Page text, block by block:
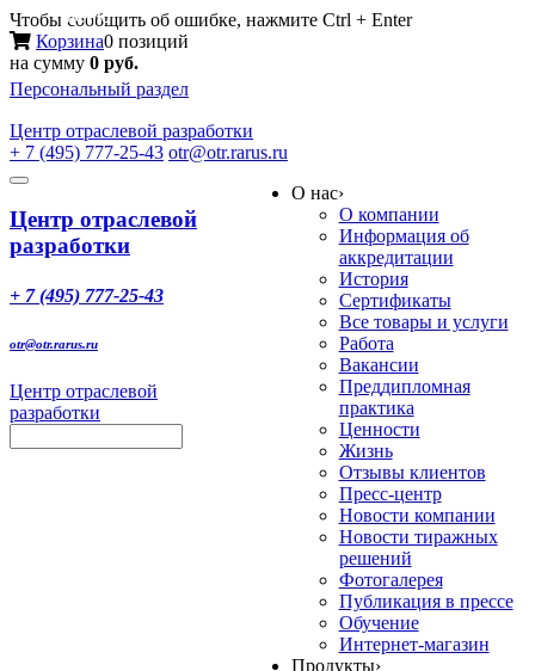
Чтобы сообщить об ошибке, нажмите Ctrl + Enter
Корзина0 позиций
на сумму 0 руб.
Персональный раздел
Центр отраслевой разработки
+ 7 (495) 777-25-43 otr@otr.rarus.ru
Toggle
Меню
Центр отраслевой
разработки
+ 7 (495) 777-25-43
otr@otr.rarus.ru
Центр отраслевой
разработки
О нас›
О компании
Информация об
аккредитации
История
Сертификаты
Все товары и услуги
Работа
Вакансии
Преддипломная
практика
Ценности
Жизнь
Отзывы клиентов
Пресс-центр
Новости компании
Новости тиражных
решений
Фотогалерея
Публикация в прессе
Обучение
Интернет-магазин
Продукты›